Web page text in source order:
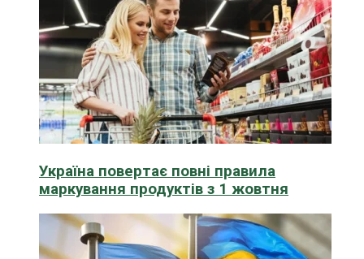
Україна повертає повні правила
маркування продуктів з 1 жовтня